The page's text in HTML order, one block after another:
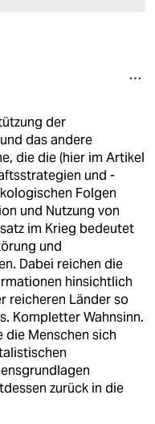
der
das andere
die die (hier im Artikel
und -
Folgen
und Nutzung von
im Krieg bedeutet
und
Dabei reichen die
hinsichtlich
reicheren Länder so
Kompletter Wahnsinn.
die Menschen sich
zurück in die